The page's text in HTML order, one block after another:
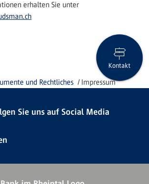
erhalten Sie unter
und Rechtliches Impressum
Kontakt
Sie uns auf Social Media